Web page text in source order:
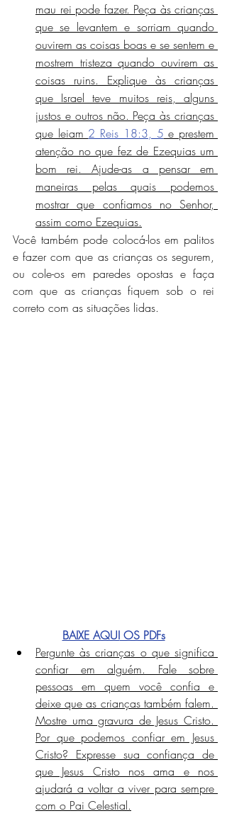
mau rei pode fazer. Peça às crianças
que se levantem e sorriam quando
ouvirem as coisas boas e se sentem e
mostrem tristeza quando ouvirem as
coisas ruins. Explique às crianças
que Israel teve muitos reis, alguns
justos e outros não. Peça às crianças
que leiam 2 Reis 18:3, 5 e prestem
atenção no que fez de Ezequias um
bom rei. Ajude-as a pensar em
maneiras pelas quais podemos
mostrar que confiamos no Senhor,
assim como Ezequias.
Você também pode colocá-los em palitos
e fazer com que as crianças os segurem,
ou cole-os em paredes opostas e faça
com que as crianças fiquem sob o rei
correto com as situações lidas.
BAIXE AQUI OS PDFs
Pergunte às crianças o que significa
confiar em alguém. Fale sobre
pessoas em quem você confia e
deixe que as crianças também falem.
Mostre uma gravura de Jesus Cristo.
Por que podemos confiar em Jesus
Cristo? Expresse sua confiança de
que Jesus Cristo nos ama e nos
ajudará a voltar a viver para sempre
com o Pai Celestial.